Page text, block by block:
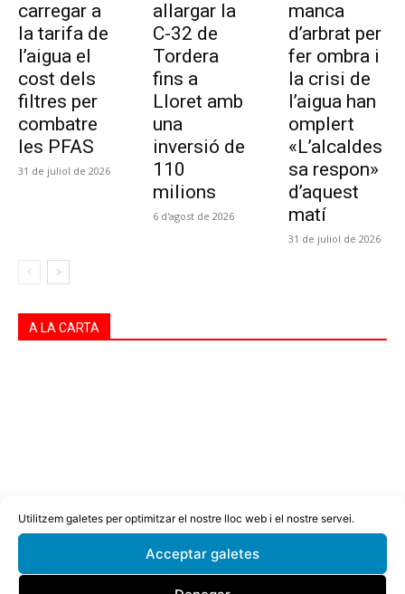
Utilitzem galetes per optimitzar el nostre lloc web i el nostre servei.
Acceptar galetes
carregar a
la tarifa de
l’aigua el
cost dels
filtres per
combatre
les PFAS
31 de juliol de 2026
allargar la
C-32 de
Tordera
fins a
Lloret amb
una
inversió de
110
milions
6 d'agost de 2026
manca
d’arbrat per
fer ombra i
la crisi de
l’aigua han
omplert
«L’alcaldes
sa respon»
d’aquest
matí
31 de juliol de 2026
A LA CARTA